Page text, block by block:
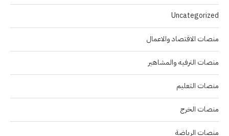
Uncategorized
منصات الاقتصاد والاعمال
منصات الترفيه والمشاهير
منصات التعليم
منصات الخرج
منصات الرياضة